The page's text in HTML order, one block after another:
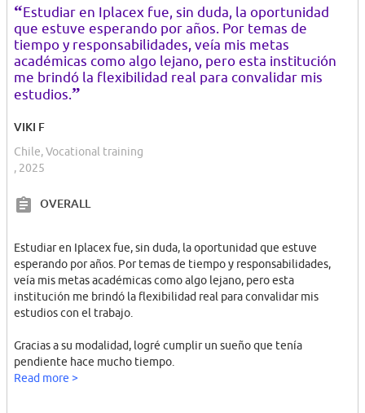
“Estudiar en Iplacex fue, sin duda, la oportunidad
que estuve esperando por años. Por temas de
tiempo y responsabilidades, veía mis metas
académicas como algo lejano, pero esta institución
me brindó la flexibilidad real para convalidar mis
estudios.”
VIKI F
Chile, Vocational training
, 2025
OVERALL
Estudiar en Iplacex fue, sin duda, la oportunidad que estuve
esperando por años. Por temas de tiempo y responsabilidades,
veía mis metas académicas como algo lejano, pero esta
institución me brindó la flexibilidad real para convalidar mis
estudios con el trabajo.
Gracias a su modalidad, logré cumplir un sueño que tenía
pendiente hace mucho tiempo.
​Además, a pesar de estudiar a distancia, tuve la oportunidad de
Read more >